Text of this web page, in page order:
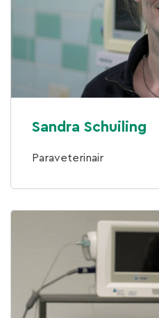
Sandra Schuiling
Paraveterinair